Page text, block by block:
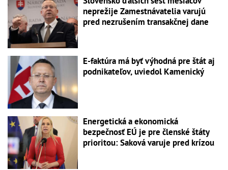
neprežije Zamestnávatelia varujú
pred nezrušením transakčnej dane
E-faktúra má byť výhodná pre štát aj
podnikateľov, uviedol Kamenický
Energetická a ekonomická
bezpečnosť EÚ je pre členské štáty
prioritou: Saková varuje pred krízou